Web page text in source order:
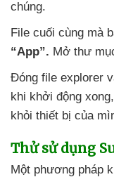
chúng.
File cuối cùng mà
“App”. Mở thư
Đóng file explorer
khi khởi động xong
khỏi thiết bị của
Thử sử dụng
Một phương pháp